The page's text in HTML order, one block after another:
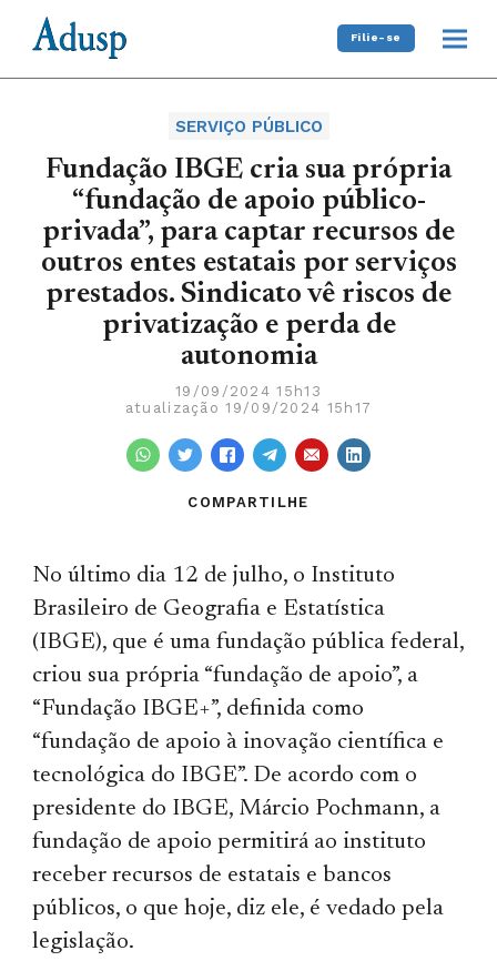
Filie-se
SERVIÇO PÚBLICO
Fundação IBGE cria sua própria
“fundação de apoio público-
privada”, para captar recursos de
outros entes estatais por serviços
prestados. Sindicato vê riscos de
privatização e perda de
autonomia
19/09/2024 15h13
atualização 19/09/2024 15h17
COMPARTILHE
No último dia 12 de julho, o Instituto
Brasileiro de Geografia e Estatística
(IBGE), que é uma fundação pública federal,
criou sua própria “fundação de apoio”, a
“Fundação IBGE+”, definida como
“fundação de apoio à inovação científica e
tecnológica do IBGE”. De acordo com o
presidente do IBGE, Márcio Pochmann, a
fundação de apoio permitirá ao instituto
receber recursos de estatais e bancos
públicos, o que hoje, diz ele, é vedado pela
legislação.